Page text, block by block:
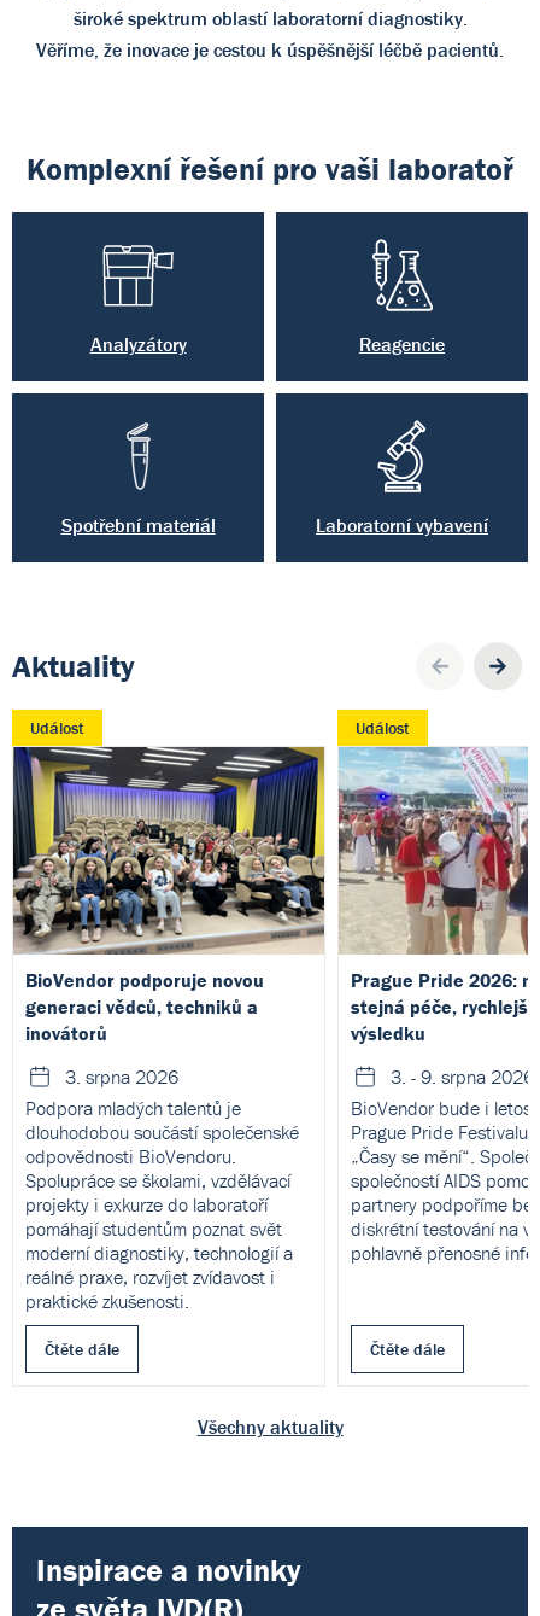
široké spektrum oblastí laboratorní diagnostiky.
Věříme, že inovace je cestou k úspěšnější léčbě pacientů.
Komplexní řešení pro vaši laboratoř
Analyzátory Reagencie
Spotřební materiál Laboratorní vybavení
Aktuality
Událost
BioVendor podporuje novou
generaci vědců, techniků a
inovátorů
3. srpna 2026
Podpora mladých talentů je
dlouhodobou součástí společenské
odpovědnosti BioVendoru.
Spolupráce se školami, vzdělávací
projekty i exkurze do laboratoří
pomáhají studentům poznat svět
moderní diagnostiky, technologií a
reálné praxe, rozvíjet zvídavost i
praktické zkušenosti.
Čtěte dále
Událost
Prague Pride 2026:
stejná péče, rychlejší
výsledku
3. - 9. srpna 2026
BioVendor bude i letos
Prague Pride Festivalu
„Časy se mění“.
společností AIDS
partnery podpoříme
diskrétní testování na
pohlavně přenosné
Čtěte dále
Všechny aktuality
Inspirace a novinky